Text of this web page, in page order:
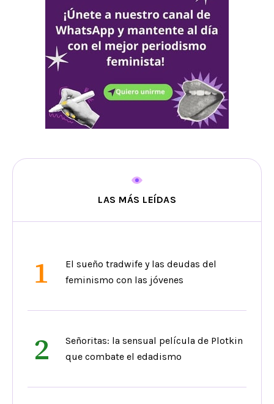
LAS MÁS LEÍDAS
1
El sueño tradwife y las deudas del
feminismo con las jóvenes
2
Señoritas: la sensual película de Plotkin
que combate el edadismo